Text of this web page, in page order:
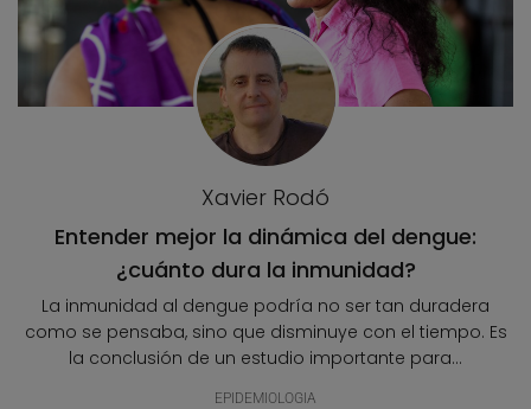
Xavier Rodó
Entender mejor la dinámica del dengue:
¿cuánto dura la inmunidad?
La inmunidad al dengue podría no ser tan duradera
como se pensaba, sino que disminuye con el tiempo. Es
la conclusión de un estudio importante para...
EPIDEMIOLOGIA